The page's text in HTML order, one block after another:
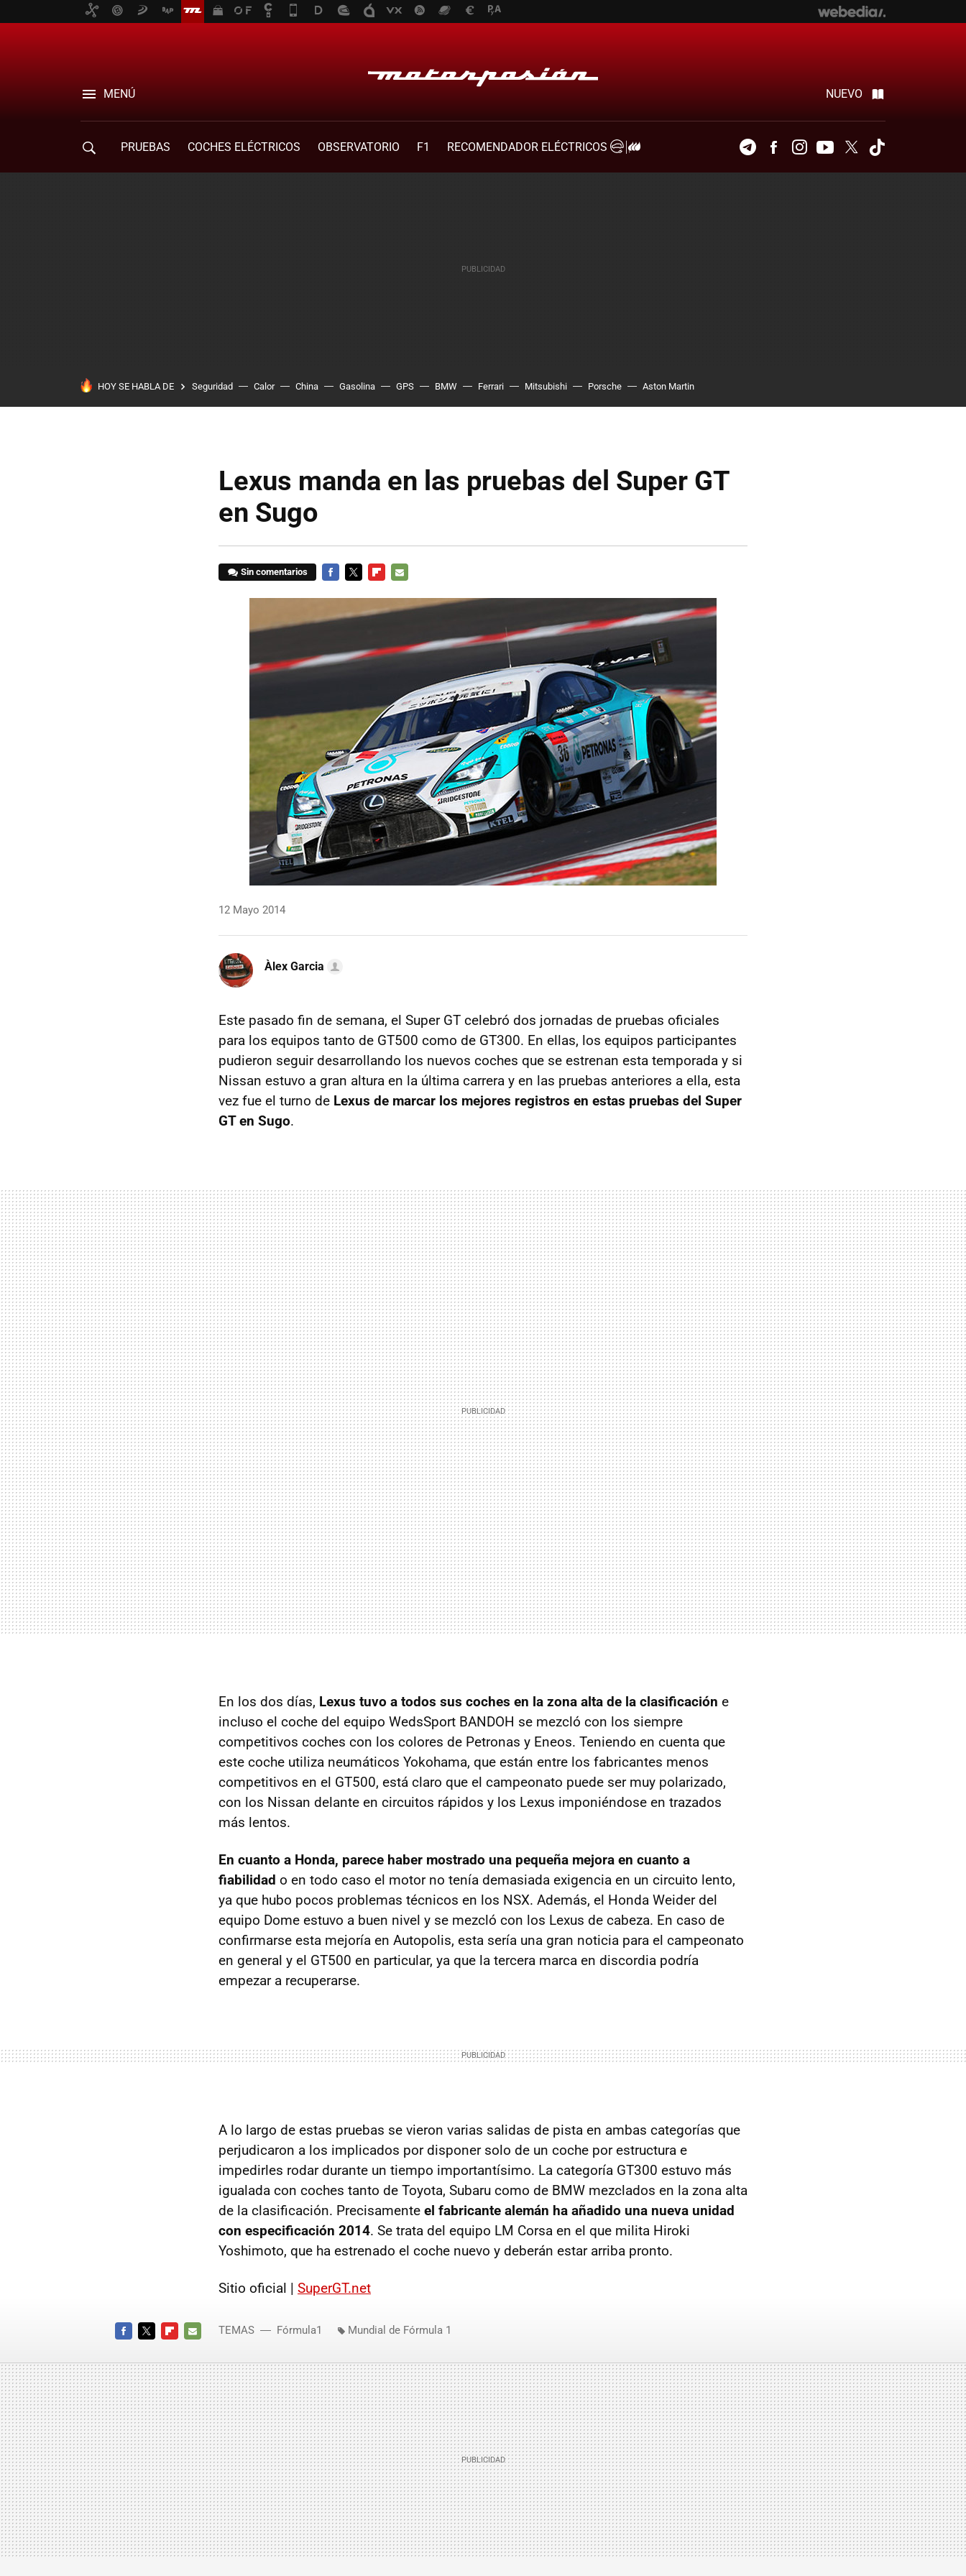
MENÚ NUEVO
PRUEBAS COCHES ELÉCTRICOS OBSERVATORIO F1
RECOMENDADOR ELÉCTRICOS
TelegramFacebookInstagramYoutubeTwitter
HOY SE HABLA DE Seguridad Calor China Gasolina GPS BMW Ferrari Mitsubishi Porsche Aston Martin
Lexus manda en las pruebas del Super GT
en Sugo
Sin comentarios
MAIL
12 Mayo 2014
Àlex Garcia
Este pasado fin de semana, el Super GT celebró dos jornadas de pruebas oficiales
para los equipos tanto de GT500 como de GT300. En ellas, los equipos participantes
pudieron seguir desarrollando los nuevos coches que se estrenan esta temporada y si
Nissan estuvo a gran altura en la última carrera y en las pruebas anteriores a ella, esta
vez fue el turno de Lexus de marcar los mejores registros en estas pruebas del Super
GT en Sugo.
En los dos días, Lexus tuvo a todos sus coches en la zona alta de la clasificación e
incluso el coche del equipo WedsSport BANDOH se mezcló con los siempre
competitivos coches con los colores de Petronas y Eneos. Teniendo en cuenta que
este coche utiliza neumáticos Yokohama, que están entre los fabricantes menos
competitivos en el GT500, está claro que el campeonato puede ser muy polarizado,
con los Nissan delante en circuitos rápidos y los Lexus imponiéndose en trazados
más lentos.
En cuanto a Honda, parece haber mostrado una pequeña mejora en cuanto a
fiabilidad o en todo caso el motor no tenía demasiada exigencia en un circuito lento,
ya que hubo pocos problemas técnicos en los NSX. Además, el Honda Weider del
equipo Dome estuvo a buen nivel y se mezcló con los Lexus de cabeza. En caso de
confirmarse esta mejoría en Autopolis, esta sería una gran noticia para el campeonato
en general y el GT500 en particular, ya que la tercera marca en discordia podría
empezar a recuperarse.
A lo largo de estas pruebas se vieron varias salidas de pista en ambas categorías que
perjudicaron a los implicados por disponer solo de un coche por estructura e
impedirles rodar durante un tiempo importantísimo. La categoría GT300 estuvo más
igualada con coches tanto de Toyota, Subaru como de BMW mezclados en la zona alta
de la clasificación. Precisamente el fabricante alemán ha añadido una nueva unidad
con especificación 2014. Se trata del equipo LM Corsa en el que milita Hiroki
Yoshimoto, que ha estrenado el coche nuevo y deberán estar arriba pronto.
Sitio oficial | SuperGT.net
MAIL
TEMAS Fórmula1 Mundial de Fórmula 1